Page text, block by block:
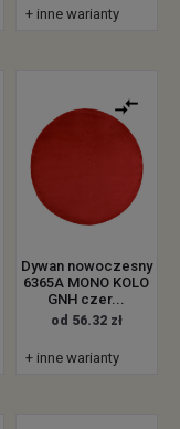
+ inne warianty
Dywan nowoczesny
6365A MONO KOLO
GNH czer...
od 56.32 zł
+ inne warianty